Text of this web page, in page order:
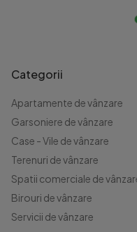
Categorii
Apartamente de vânzare
Garsoniere de vânzare
Case - Vile de vânzare
Terenuri de vânzare
Spatii comerciale de
Birouri de vânzare
Servicii de vânzare